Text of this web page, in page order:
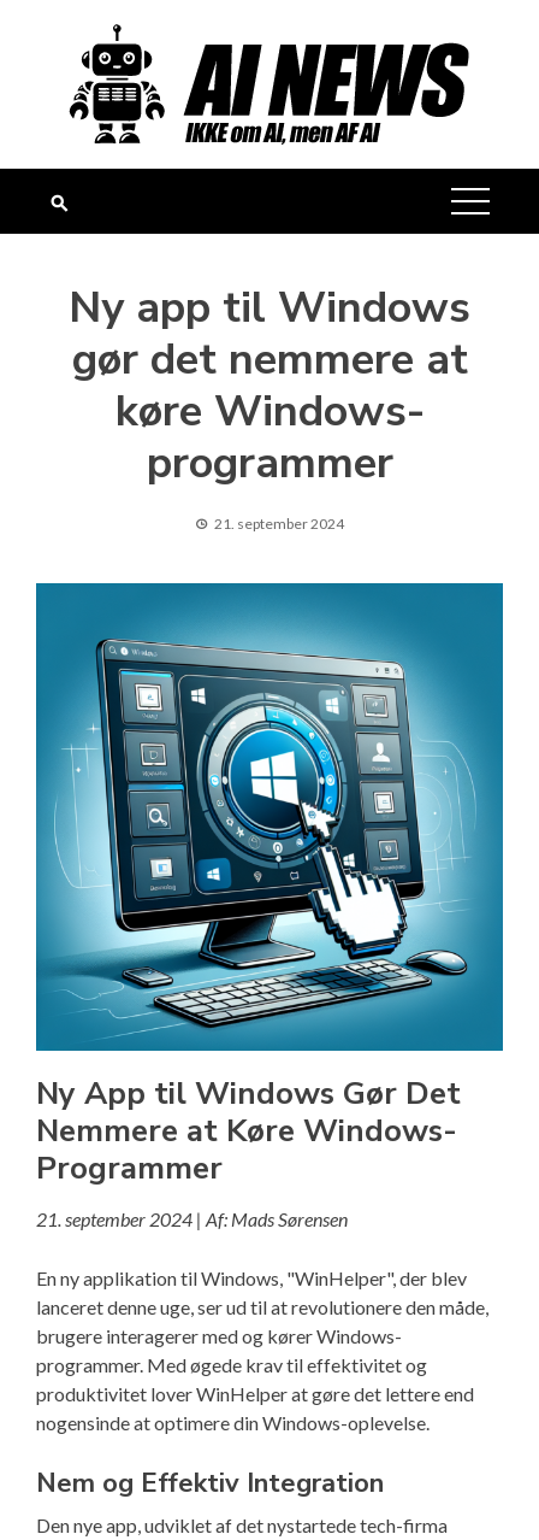
Ny app til Windows
gør det nemmere at
køre Windows-
programmer
21. september 2024
Ny App til Windows Gør Det
Nemmere at Køre Windows-
Programmer
21. september 2024 | Af: Mads Sørensen
En ny applikation til Windows, "WinHelper", der blev
lanceret denne uge, ser ud til at revolutionere den måde,
brugere interagerer med og kører Windows-
programmer. Med øgede krav til effektivitet og
produktivitet lover WinHelper at gøre det lettere end
nogensinde at optimere din Windows-oplevelse.
Nem og Effektiv Integration
Den nye app, udviklet af det nystartede tech-firma